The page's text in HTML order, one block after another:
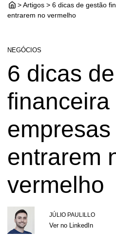
> Artigos > 6 dicas de gestão
entrarem no vermelho
NEGÓCIOS
6 dicas
financeira
entrarem
vermelho
JÚLIO PAULILLO
Ver no LinkedIn